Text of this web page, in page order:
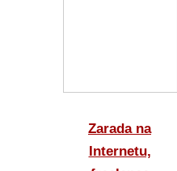
Zarada na
Internetu,